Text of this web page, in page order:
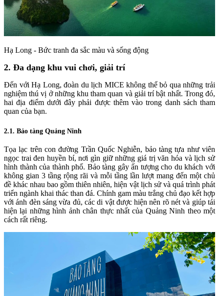
Hạ Long - Bức tranh đa sắc màu và sống động
2. Đa dạng khu vui chơi, giải trí
Đến với Hạ Long, đoàn du lịch MICE không thể bỏ qua những trải
nghiệm thú vị ở những khu tham quan và giải trí bật nhất. Trong đó,
hai địa điểm dưới đây phải được thêm vào trong danh sách tham
quan của bạn.
2.1. Bảo tàng Quảng Ninh
Tọa lạc trên con đường Trần Quốc Nghiễn, bảo tàng tựa như viên
ngọc trai đen huyền bí, nơi gìn giữ những giá trị văn hóa và lịch sử
hình thành của thành phố. Bảo tàng gây ấn tượng cho du khách với
không gian 3 tầng rộng rãi và mỗi tầng lần lượt mang đến một chủ
đề khác nhau bao gồm thiên nhiên, hiện vật lịch sử và quá trình phát
triển ngành khai thác than đá. Chính gam màu trắng chủ đạo kết hợp
với ánh đèn sáng vừa đủ, các di vật được hiện nên rõ nét và giúp tái
hiện lại những hình ảnh chân thực nhất của Quảng Ninh theo một
cách rất riêng.